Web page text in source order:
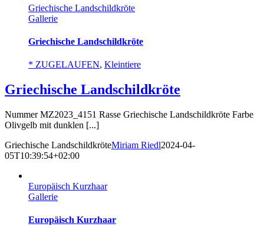
Griechische Landschildkröte
Gallerie
Griechische Landschildkröte
* ZUGELAUFEN, Kleintiere
Griechische Landschildkröte
Nummer MZ2023_4151 Rasse Griechische Landschildkröte Farbe
Olivgelb mit dunklen [...]
Griechische LandschildkröteMiriam Riedl2024-04-
05T10:39:54+02:00
Europäisch Kurzhaar
Gallerie
Europäisch Kurzhaar